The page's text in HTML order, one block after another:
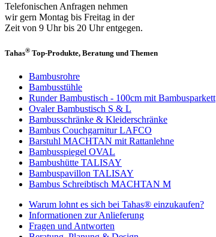
Telefonischen Anfragen nehmen
wir gern Montag bis Freitag in der
Zeit von 9 Uhr bis 20 Uhr entgegen.
Tahas® Top-Produkte, Beratung und Themen
Bambusrohre
Bambusstühle
Runder Bambustisch - 100cm mit Bambusparkett
Ovaler Bambustisch S & L
Bambusschränke & Kleiderschränke
Bambus Couchgarnitur LAFCO
Barstuhl MACHTAN mit Rattanlehne
Bambusspiegel OVAL
Bambushütte TALISAY
Bambuspavillon TALISAY
Bambus Schreibtisch MACHTAN M
Warum lohnt es sich bei Tahas® einzukaufen?
Informationen zur Anlieferung
Fragen und Antworten